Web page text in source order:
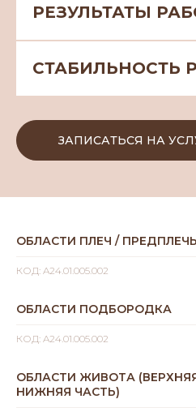
РЕЗУЛЬТАТЫ
СТАБИЛЬНОСТЬ
ЗАПИСАТЬСЯ НА
ОБЛАСТИ ПЛЕЧ /
КОД: A24.01.005.002
ОБЛАСТИ ПОДБОРОДКА
КОД: A24.01.005.002
ОБЛАСТИ ЖИВОТА
НИЖНЯЯ ЧАСТЬ)